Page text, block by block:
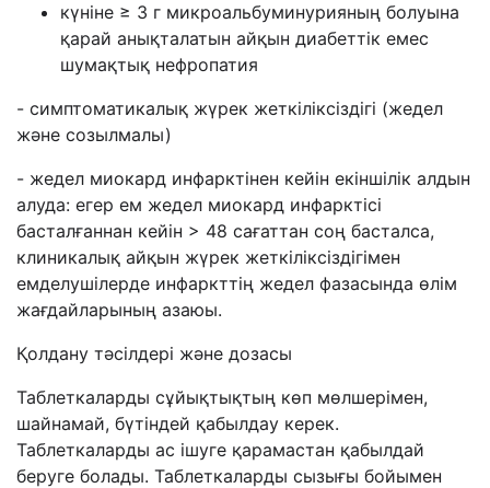
күніне ≥ 3 г микроальбуминурияның болуына
қарай анықталатын айқын диабеттік емес
шумақтық нефропатия
- симптоматикалық жүрек жеткіліксіздігі (жедел
және созылмалы)
- жедел миокард инфарктінен кейін екіншілік алдын
алуда: егер ем жедел миокард инфарктісі
басталғаннан кейін > 48 сағаттан соң басталса,
клиникалық айқын жүрек жеткіліксіздігімен
емделушілерде инфаркттің жедел фазасында өлім
жағдайларының азаюы.
Қолдану тәсілдері және дозасы
Таблеткаларды сұйықтықтың көп мөлшерімен,
шайнамай, бүтіндей қабылдау керек.
Таблеткаларды ас ішуге қарамастан қабылдай
беруге болады. Таблеткаларды сызығы бойымен